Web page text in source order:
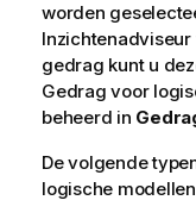
worden
Inzichtenadviseur
gedrag kunt u
Gedrag voor
beheerd in
De volgende
logische